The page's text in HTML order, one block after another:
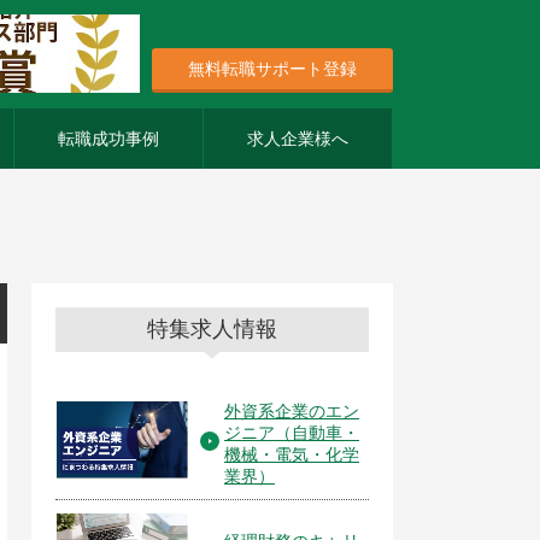
無料転職サポート登録
転職成功事例 求人企業様へ
特集求人情報
外資系企業のエン
ジニア（自動車・
機械・電気・化学
業界）